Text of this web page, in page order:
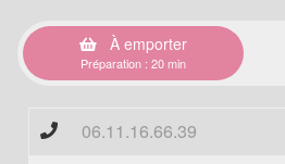
À emporter
Préparation : 20 min
06.11.16.66.39